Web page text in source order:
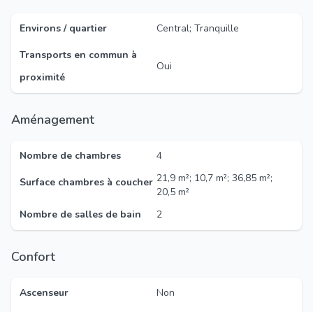
Environs / quartier
Central; Tranquille
Transports en commun à
proximité
Oui
Aménagement
Nombre de chambres
4
Surface chambres à coucher 21,9 m²; 10,7 m²; 36,85 m²;
20,5 m²
Nombre de salles de bain
2
Confort
Ascenseur
Non